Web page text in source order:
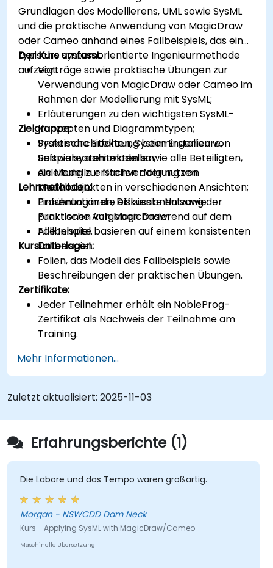
Grundlagen des Modellierens, UML sowie SysML
und die praktische Anwendung von MagicDraw
oder Cameo anhand eines Fallbeispiels, das eine
typische systemorientierte Ingenieurmethode
aufzeigt.
Der Kurs umfasst:
Vorträge sowie praktische Übungen zur
Verwendung von MagicDraw oder Cameo im
Rahmen der Modellierung mit SysML;
Erläuterungen zu den wichtigsten SysML-
Konzepten und Diagrammtypen;
Praktische Erfahrung beim Erstellen von
Beispielsystemmodellen;
Anleitung zur Nachverfolgung von
Modellobjekten in verschiedenen Ansichten;
Einführung in die effiziente Nutzung der
Funktionen von MagicDraw;
Alle Inhalte basieren auf einem konsistenten
Fallbeispiel.
Zielgruppe:
Systemarchitekten, Systemingenieure,
Softwarearchitekten sowie alle Beteiligten,
die Modelle erstellen oder nutzen.
Lehrmethoden:
Präsentationen, Diskussionen sowie
praktische Aufgaben basierend auf dem
Fallbeispiel.
Kursunterlagen:
Folien, das Modell des Fallbeispiels sowie
Beschreibungen der praktischen Übungen.
Zertifikate:
Jeder Teilnehmer erhält ein NobleProg-
Zertifikat als Nachweis der Teilnahme am
Training.
Mehr Informationen...
Zuletzt aktualisiert: 2025-11-03
Erfahrungsberichte (1)
Die Labore und das Tempo waren großartig.
Morgan - NSWCDD Dam Neck
Kurs - Applying SysML with MagicDraw/Cameo
Maschinelle Übersetzung